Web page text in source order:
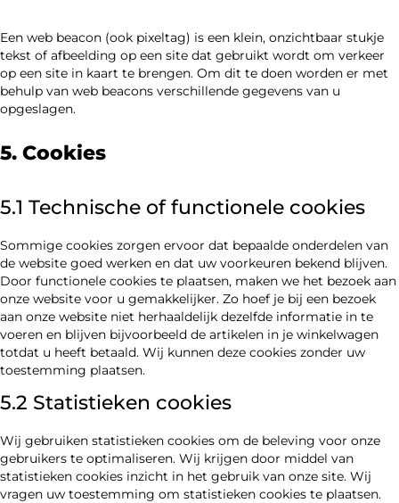
Een web beacon (ook pixeltag) is een klein, onzichtbaar stukje
tekst of afbeelding op een site dat gebruikt wordt om verkeer
op een site in kaart te brengen. Om dit te doen worden er met
behulp van web beacons verschillende gegevens van u
opgeslagen.
5. Cookies
5.1 Technische of functionele cookies
Sommige cookies zorgen ervoor dat bepaalde onderdelen van
de website goed werken en dat uw voorkeuren bekend blijven.
Door functionele cookies te plaatsen, maken we het bezoek aan
onze website voor u gemakkelijker. Zo hoef je bij een bezoek
aan onze website niet herhaaldelijk dezelfde informatie in te
voeren en blijven bijvoorbeeld de artikelen in je winkelwagen
totdat u heeft betaald. Wij kunnen deze cookies zonder uw
toestemming plaatsen.
5.2 Statistieken cookies
Wij gebruiken statistieken cookies om de beleving voor onze
gebruikers te optimaliseren. Wij krijgen door middel van
statistieken cookies inzicht in het gebruik van onze site. Wij
vragen uw toestemming om statistieken cookies te plaatsen.